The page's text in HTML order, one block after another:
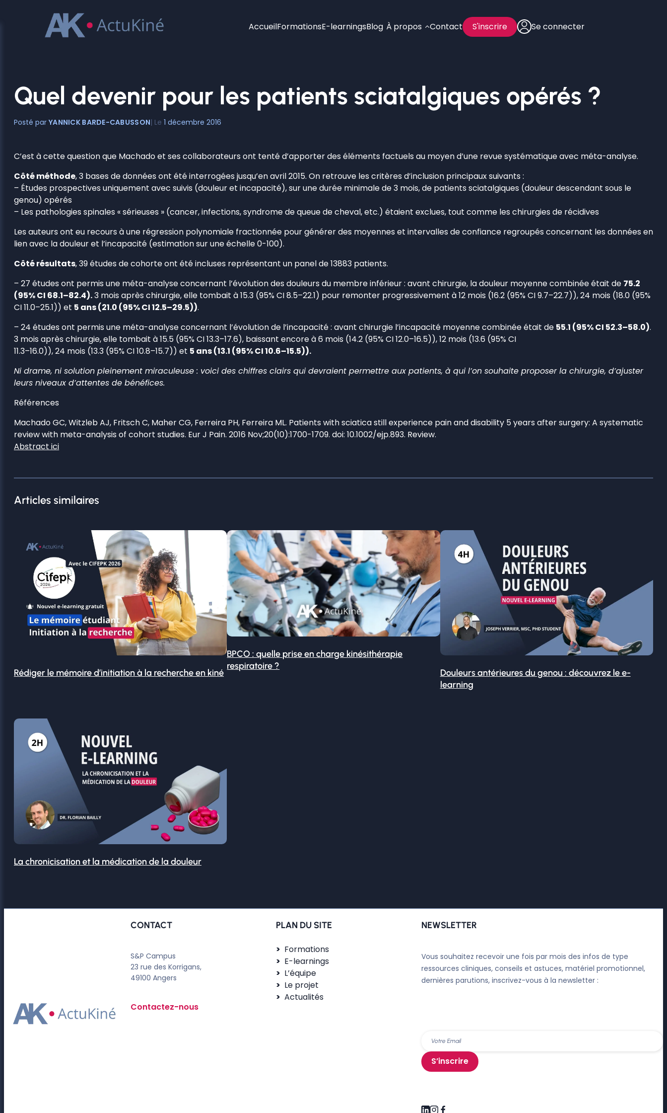
AccueilFormationsE-learningsBlog À propos Contact S'inscrire Se connecter
Quel devenir pour les patients sciatalgiques opérés ?
YANNICK BARDE-CABUSSON 1 décembre 2016
C’est à cette question que Machado et ses collaborateurs ont tenté d’apporter des éléments factuels au moyen d’une revue systématique avec méta-analyse.
Côté méthode, 3 bases de données ont été interrogées jusqu’en avril 2015. On retrouve les critères d’inclusion principaux suivants :
– Études prospectives uniquement avec suivis (douleur et incapacité), sur une durée minimale de 3 mois, de patients sciatalgiques (douleur descendant sous le
genou) opérés
– Les pathologies spinales « sérieuses » (cancer, infections, syndrome de queue de cheval, etc.) étaient exclues, tout comme les chirurgies de récidives
Les auteurs ont eu recours à une régression polynomiale fractionnée pour générer des moyennes et intervalles de confiance regroupés concernant les données en
lien avec la douleur et l’incapacité (estimation sur une échelle 0-100).
Côté résultats, 39 études de cohorte ont été incluses représentant un panel de 13883 patients.
– 27 études ont permis une méta-analyse concernant l’évolution des douleurs du membre inférieur : avant chirurgie, la douleur moyenne combinée était de 75.2
(95% CI 68.1–82.4).3 mois après chirurgie, elle tombait à 15.3 (95% CI 8.5–22.1) pour remonter progressivement à 12 mois (16.2 (95% CI 9.7–22.7)), 24 mois (18.0 (95%
CI 11.0–25.1)) et 5 ans (21.0 (95% CI 12.5–29.5)).
– 24 études ont permis une méta-analyse concernant l’évolution de l’incapacité : avant chirurgie l’incapacité moyenne combinée était de 55.1 (95% CI 52.3–58.0).
3 mois après chirurgie, elle tombait à 15.5 (95% CI 13.3–17.6), baissant encore à 6 mois (14.2 (95% CI 12.0–16.5)), 12 mois (13.6 (95% CI
11.3–16.0)), 24 mois (13.3 (95% CI 10.8–15.7)) et 5 ans (13.1 (95% CI 10.6–15.5)).
Ni drame, ni solution pleinement miraculeuse : voici des chiffres clairs qui devraient permettre aux patients, à qui l’on souhaite proposer la chirurgie, d’ajuster
leurs niveaux d’attentes de bénéfices.
Références
Machado GC, Witzleb AJ, Fritsch C, Maher CG, Ferreira PH, Ferreira ML. Patients with sciatica still experience pain and disability 5 years after surgery: A systematic
review with meta-analysis of cohort studies. Eur J Pain. 2016 Nov;20(10):1700-1709. doi: 10.1002/ejp.893. Review.
Abstract ici
Articles similaires
Rédiger le mémoire d’initiation à la recherche en kiné
BPCO : quelle prise en charge kinésithérapie
respiratoire ?
Douleurs antérieures du genou : découvrez le e-
learning
La chronicisation et la médication de la douleur
CONTACT
S&P Campus
23 rue des Korrigans,
49100 Angers
Contactez-nous
PLAN DU SITE
Formations
E-learnings
L’équipe
Le projet
Actualités
NEWSLETTER
Vous souhaitez recevoir une fois par mois des infos de type
ressources cliniques, conseils et astuces, matériel promotionnel,
dernières parutions, inscrivez-vous à la newsletter :
S’inscrire